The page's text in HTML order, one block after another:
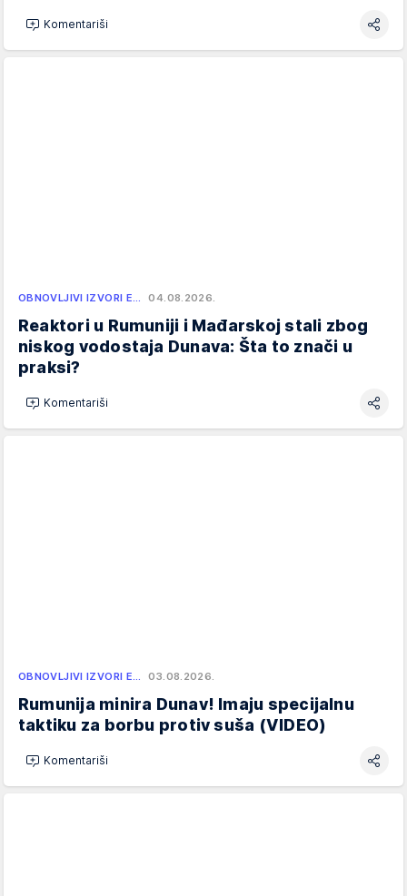
Komentariši
OBNOVLJIVI IZVORI E… 04.08.2026.
Reaktori u Rumuniji i Mađarskoj stali zbog
niskog vodostaja Dunava: Šta to znači u
praksi?
Komentariši
OBNOVLJIVI IZVORI E… 03.08.2026.
Rumunija minira Dunav! Imaju specijalnu
taktiku za borbu protiv suša (VIDEO)
Komentariši